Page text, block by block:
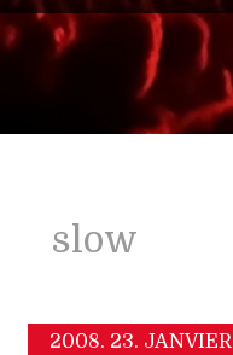
slow
2008. 23. JANVIER